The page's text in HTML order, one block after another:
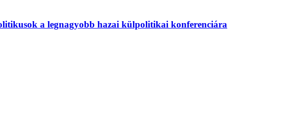
a legnagyobb hazai külpolitikai konferenciára